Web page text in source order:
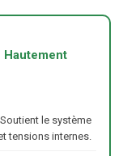
Hautement
le système
tensions internes.